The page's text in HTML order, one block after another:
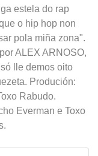
estela do rap
o hip hop non
pola miña zona".
ALEX ARNOSO,
lle demos oito
Produción:
Rabudo.
Everman e Toxo